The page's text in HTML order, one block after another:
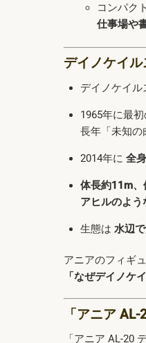
コンパク
仕事場や
デイノケイル
デイノケイル
1965年に最
長年「未知の
2014年に 全
体長約11m
アヒルのよ
生態は 水辺
アニアのフィギ
「なぜデイノケ
「アニア
「アニア AL-20